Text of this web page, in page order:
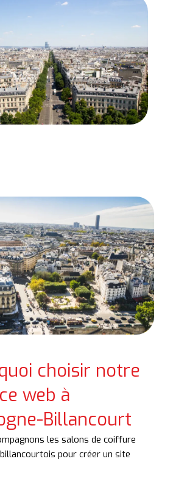
choisir notre
web à
Billancourt
les salons de coiffure
pour créer un site